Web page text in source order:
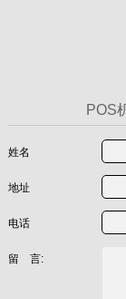
POS
姓名
地址
电话
留 言: